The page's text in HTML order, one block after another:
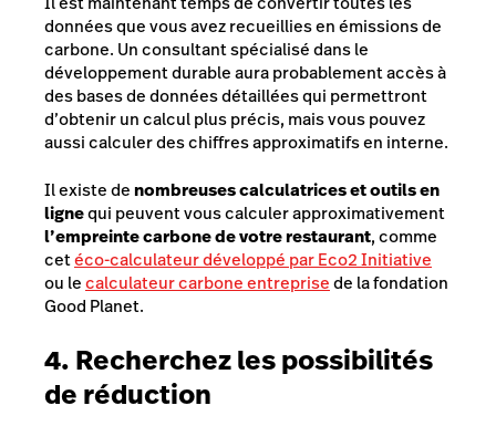
données que vous avez recueillies en émissions de
carbone. Un consultant spécialisé dans le
développement durable aura probablement accès à
des bases de données détaillées qui permettront
d’obtenir un calcul plus précis, mais vous pouvez
aussi calculer des chiffres approximatifs en interne.
Il existe denombreuses calculatrices et outils en
lignequi peuvent vous calculer approximativement
l’empreinte carbone de votre restaurant, comme
cetéco-calculateur développé par Eco2 Initiative
ou lecalculateur carbone entreprisede la fondation
Good Planet.
4. Recherchez les possibilités
de réduction